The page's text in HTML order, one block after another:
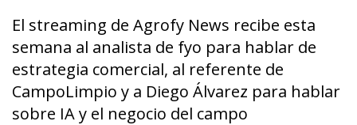
El streaming de Agrofy News recibe esta
semana al analista de fyo para hablar de
estrategia comercial, al referente de
CampoLimpio y a Diego Álvarez para hablar
sobre IA y el negocio del campo